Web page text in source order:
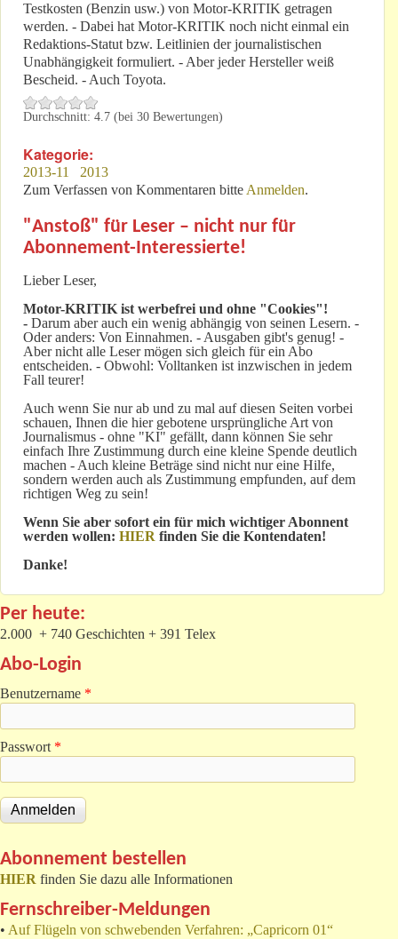
Testkosten (Benzin usw.) von Motor-KRITIK getragen
werden. - Dabei hat Motor-KRITIK noch nicht einmal ein
Redaktions-Statut bzw. Leitlinien der journalistischen
Unabhängigkeit formuliert. - Aber jeder Hersteller weiß
Bescheid. - Auch Toyota.
Durchschnitt: 4.7 (bei 30 Bewertungen)
Kategorie:
2013-11
2013
Zum Verfassen von Kommentaren bitte Anmelden.
"Anstoß" für Leser – nicht nur für
Abonnement-Interessierte!
Lieber Leser,
Motor-KRITIK ist werbefrei und ohne "Cookies"!
- Darum aber auch ein wenig abhängig von seinen Lesern. -
Oder anders: Von Einnahmen. - Ausgaben gibt's genug! -
Aber nicht alle Leser mögen sich gleich für ein Abo
entscheiden. - Obwohl: Volltanken ist inzwischen in jedem
Fall teurer!
Auch wenn Sie nur ab und zu mal auf diesen Seiten vorbei
schauen, Ihnen die hier gebotene ursprüngliche Art von
Journalismus - ohne "KI" gefällt, dann können Sie sehr
einfach Ihre Zustimmung durch eine kleine Spende deutlich
machen - Auch kleine Beträge sind nicht nur eine Hilfe,
sondern werden auch als Zustimmung empfunden, auf dem
richtigen Weg zu sein!
Wenn Sie aber sofort ein für mich wichtiger Abonnent
werden wollen: HIER finden Sie die Kontendaten!
Danke!
Per heute:
2.000 + 740 Geschichten + 391 Telex
Abo-Login
Benutzername *
Passwort *
Abonnement bestellen
HIER finden Sie dazu alle Informationen
Fernschreiber-Meldungen
• Auf Flügeln von schwebenden Verfahren: „Capricorn 01“